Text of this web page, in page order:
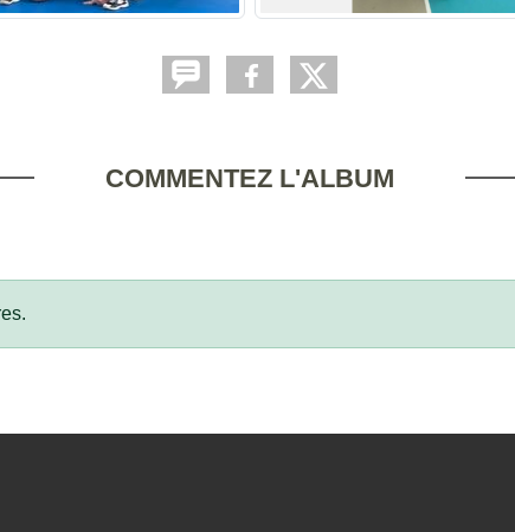
COMMENTEZ L'ALBUM